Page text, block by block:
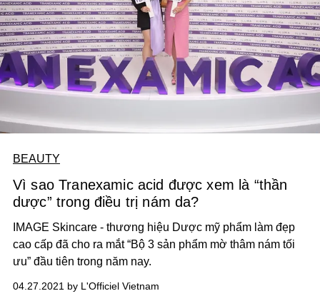
BEAUTY
Vì sao Tranexamic acid được xem là “thần
dược” trong điều trị nám da?
IMAGE Skincare - thương hiệu Dược mỹ phẩm làm đẹp
cao cấp đã cho ra mắt “Bộ 3 sản phẩm mờ thâm nám tối
ưu” đầu tiên trong năm nay.
04.27.2021 by L'Officiel Vietnam